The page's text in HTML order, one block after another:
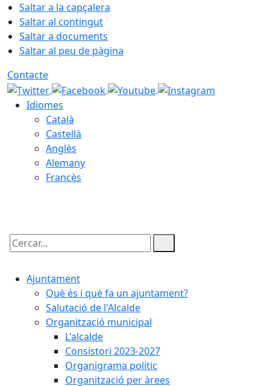
Saltar a la capçalera
Saltar al contingut
Saltar a documents
Saltar al peu de pàgina
Contacte
Idiomes
Català
Castellà
Anglès
Alemany
Francès
Cercar:
Ajuntament
Què és i què fa un ajuntament?
Salutació de l'Alcalde
Organització municipal
L'alcalde
Consistori 2023-2027
Organigrama polític
Organització per àrees